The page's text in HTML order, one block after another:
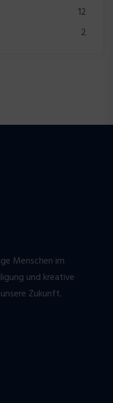
12
2
Menschen im
und kreative
Zukunft.